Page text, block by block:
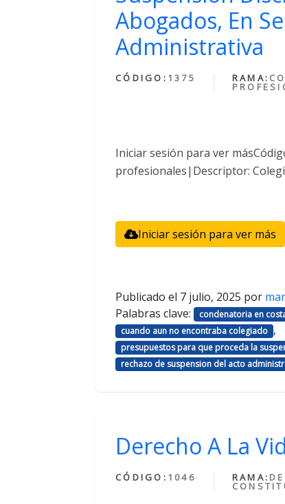
Abogados, En
Administrativa
CÓDIGO: 1375 RAMA:
Iniciar sesión para ver
profesionales|Descriptor:
Iniciar sesión para ver más
Publicado el 7 julio, 2025 por
Palabras clave:
condenatoria en
cuando aun no encontraba colegiado ,
presupuestos para que proceda la
rechazo de suspension del acto
Derecho A La
CÓDIGO: 1046 RAMA: